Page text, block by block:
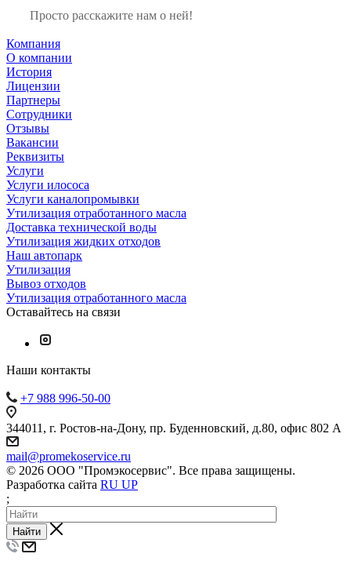
Просто расскажите нам о ней!
Компания
О компании
История
Лицензии
Партнеры
Сотрудники
Отзывы
Вакансии
Реквизиты
Услуги
Услуги илососа
Услуги каналопромывки
Утилизация отработанного масла
Доставка технической воды
Утилизация жидких отходов
Наш автопарк
Утилизация
Вывоз отходов
Утилизация отработанного масла
Оставайтесь на связи
Наши контакты
+7 988 996-50-00
344011, г. Ростов-на-Дону, пр. Буденновский, д.80, офис 802 А
mail@promekoservice.ru
© 2026 ООО "Промэкосервис". Все права защищены.
Разработка сайта RU UP
;
Найти